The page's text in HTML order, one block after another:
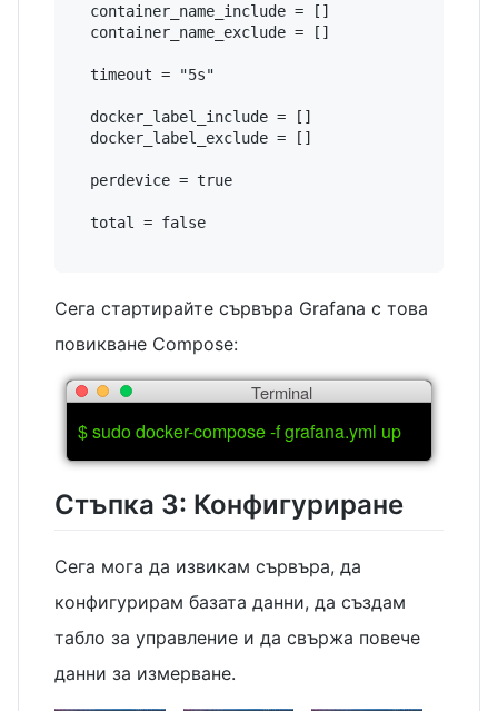
  container_name_include = []
  container_name_exclude = []
  timeout = "5s"
  docker_label_include = []
  docker_label_exclude = []
  perdevice = true
  total = false
Сега стартирайте сървъра Grafana с това
повикване Compose:
Terminal
$ sudo docker-compose -f grafana.yml up
Стъпка 3: Конфигуриране
Сега мога да извикам сървъра, да
конфигурирам базата данни, да създам
табло за управление и да свържа повече
данни за измерване.